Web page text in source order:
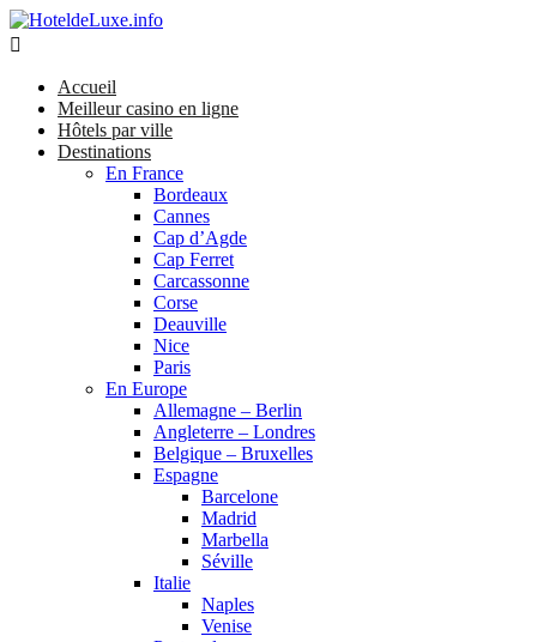

Accueil
Meilleur casino en ligne
Hôtels par ville
Destinations
En France
Bordeaux
Cannes
Cap d’Agde
Cap Ferret
Carcassonne
Corse
Deauville
Nice
Paris
En Europe
Allemagne – Berlin
Angleterre – Londres
Belgique – Bruxelles
Espagne
Barcelone
Madrid
Marbella
Séville
Italie
Naples
Venise